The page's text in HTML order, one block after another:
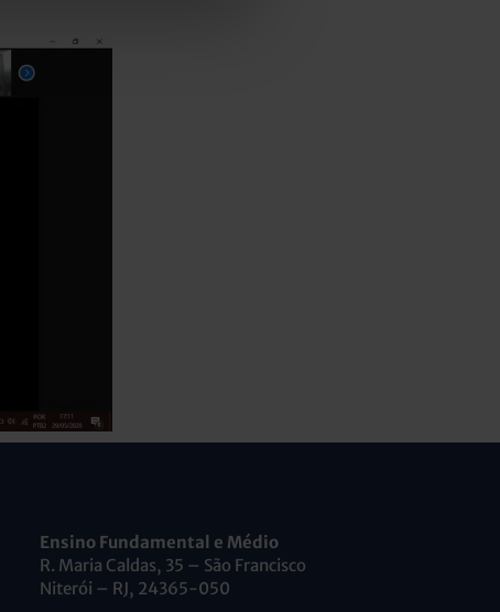
Ensino Fundamental e Médio
R. Maria Caldas, 35 – São Francisco
Niterói – RJ, 24365-050